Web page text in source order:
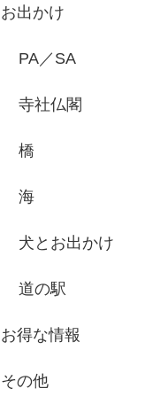
お出かけ
PA／SA
寺社仏閣
橋
海
犬とお出かけ
道の駅
お得な情報
その他